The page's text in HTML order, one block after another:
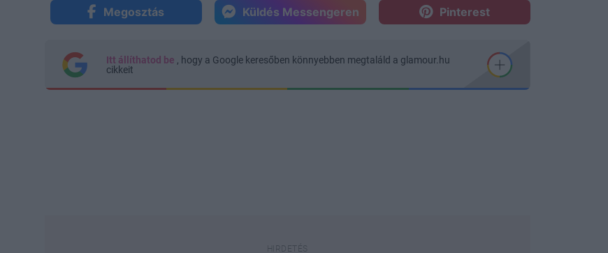
Megosztás Küldés Messengeren Pinterest
Itt állíthatod be , hogy a Google keresőben könnyebben megtaláld a glamour.hu
cikkeit